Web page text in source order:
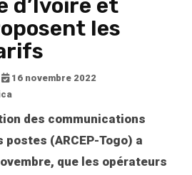
d’Ivoire et
les
16 novembre 2022
des communications
(ARCEP-Togo) a
que les opérateurs